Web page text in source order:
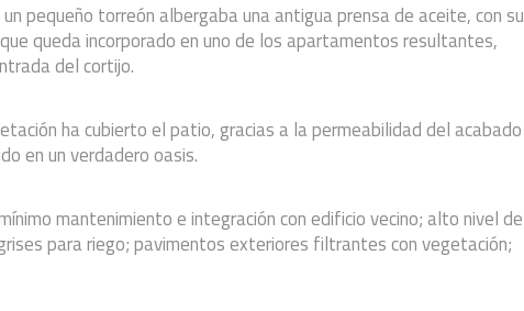
pequeño torreón albergaba una antigua prensa de aceite, con su
queda incorporado en uno de los apartamentos resultantes,
del cortijo.
ha cubierto el patio, gracias a la permeabilidad del acabado
en un verdadero oasis.
mantenimiento e integración con edificio vecino; alto nivel de
para riego; pavimentos exteriores filtrantes con vegetación;